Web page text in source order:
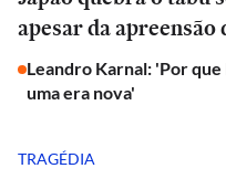
apesar da apreensão
Leandro Karnal: 'Por
uma era nova'
TRAGÉDIA